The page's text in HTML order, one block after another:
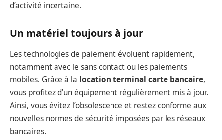
d’activité incertaine.
Un matériel toujours à jour
Les technologies de paiement évoluent rapidement,
notamment avec le sans contact ou les paiements
mobiles. Grâce à la location terminal carte bancaire,
vous profitez d’un équipement régulièrement mis à jour.
Ainsi, vous évitez l’obsolescence et restez conforme aux
nouvelles normes de sécurité imposées par les réseaux
bancaires.